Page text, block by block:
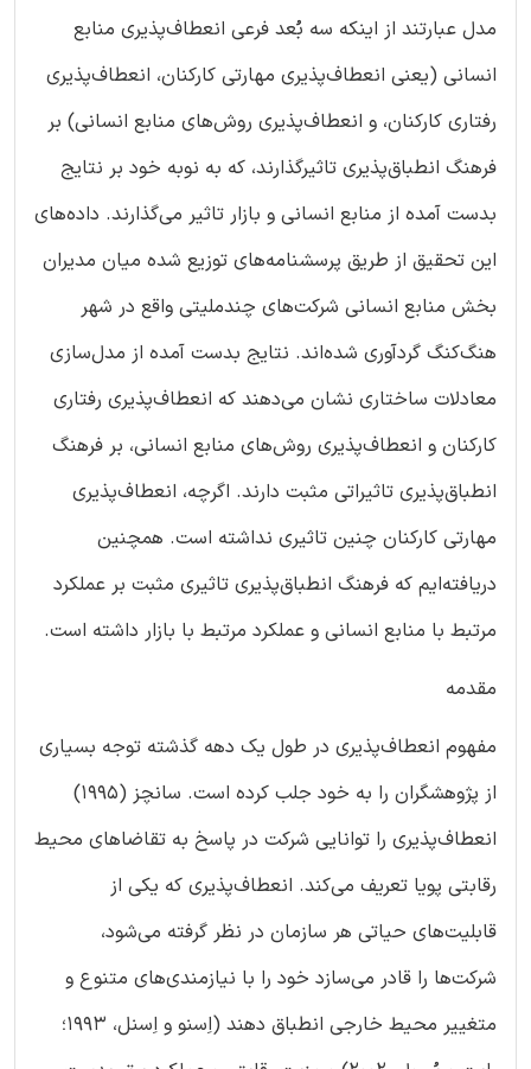
مدل عبارتند از اینکه سه بُعد فرعی انعطاف‌پذیری منابع
انسانی (یعنی انعطاف‌پذیری مهارتی کارکنان، انعطاف‌پذیری
رفتاری کارکنان، و انعطاف‌پذیری روش‌های منابع انسانی) بر
فرهنگ انطباق‌پذیری تاثیرگذارند، که به نوبه خود بر نتایج
بدست آمده از منابع انسانی و بازار تاثیر می‌گذارند. داده‌های
این تحقیق از طریق پرسشنامه‌های توزیع شده میان مدیران
بخش منابع انسانی شرکت‌های چندملیتی واقع در شهر
هنگ‌کنگ گردآوری شده‌اند. نتایج بدست آمده از مدل‌سازی
معادلات ساختاری نشان می‌دهند که انعطاف‌پذیری رفتاری
کارکنان و انعطاف‌پذیری روش‌های منابع انسانی، بر فرهنگ
انطباق‌پذیری تاثیراتی مثبت دارند. اگرچه، انعطاف‌پذیری
مهارتی کارکنان چنین تاثیری نداشته است. همچنین
دریافته‌ایم که فرهنگ انطباق‌پذیری تاثیری مثبت بر عملکرد
مرتبط با منابع انسانی و عملکرد مرتبط با بازار داشته است.
مقدمه
مفهوم انعطاف‌پذیری در طول یک دهه گذشته توجه بسیاری
از پژوهشگران را به خود جلب کرده است. سانچز (1995)
انعطاف‌پذیری را توانایی شرکت در پاسخ به تقاضاهای محیط
رقابتی پویا تعریف می‌کند. انعطاف‌پذیری که یکی از
قابلیت‌های حیاتی هر سازمان در نظر گرفته می‌شود،
شرکت‌ها را قادر می‌سازد خود را با نیازمندی‌های متنوع و
متغییر محیط خارجی انطباق دهند (اِسنو و اِسنل، 1993؛